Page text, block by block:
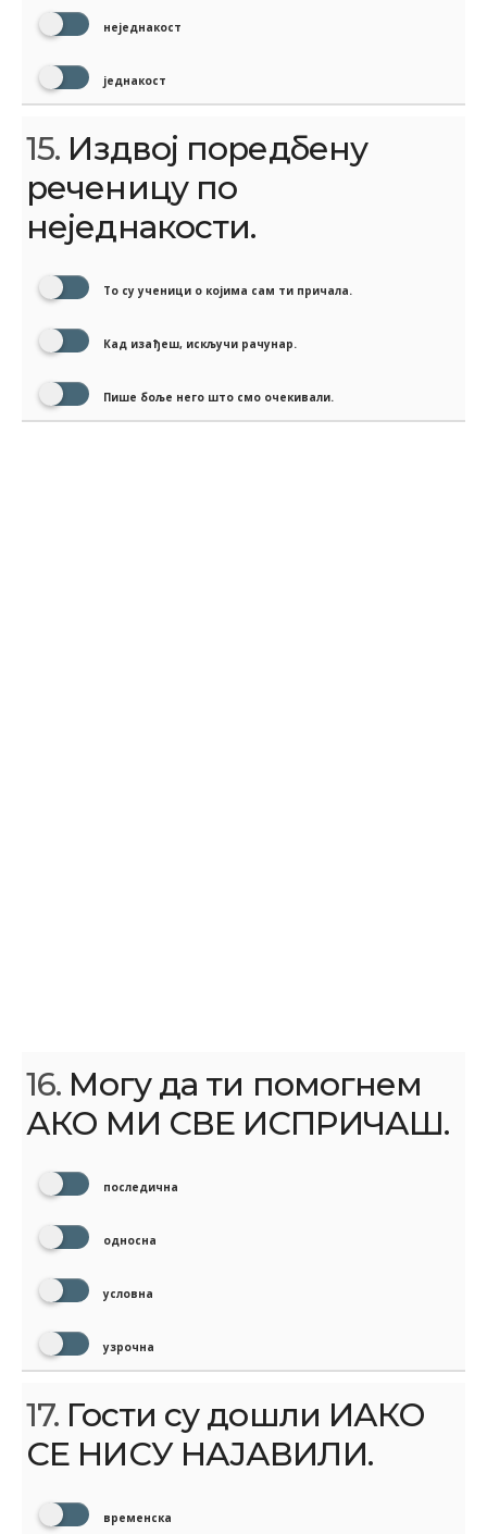
неједнакост
једнакост
15. Издвој поредбену
реченицу по
неједнакости.
То су ученици о којима сам ти причала.
Кад изађеш, искључи рачунар.
Пише боље него што смо очекивали.
16. Могу да ти помогнем
АКО МИ СВЕ ИСПРИЧАШ.
последична
односна
условна
узрочна
17. Гости су дошли ИАКО
СЕ НИСУ НАЈАВИЛИ.
временска